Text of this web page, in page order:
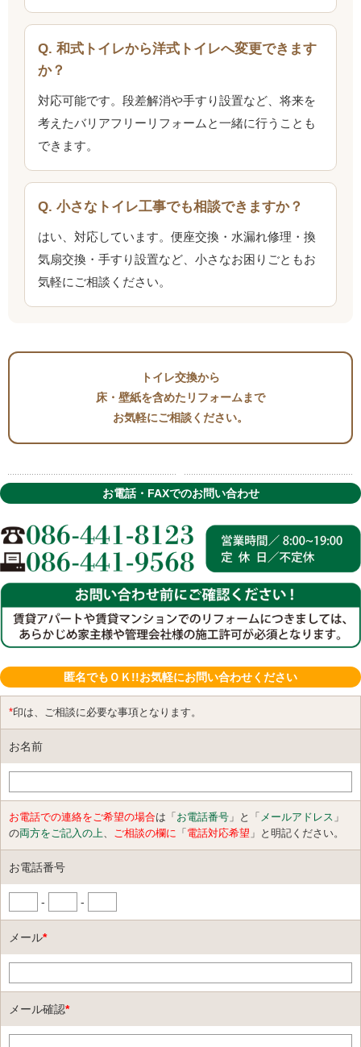
Q. 和式トイレから洋式トイレへ変更できます
か？
対応可能です。段差解消や手すり設置など、将来を
考えたバリアフリーリフォームと一緒に行うことも
できます。
Q. 小さなトイレ工事でも相談できますか？
はい、対応しています。便座交換・水漏れ修理・換
気扇交換・手すり設置など、小さなお困りごともお
気軽にご相談ください。
トイレ交換から
床・壁紙を含めたリフォームまで
お気軽にご相談ください。
お電話・FAXでのお問い合わせ
匿名でもＯＫ!!お気軽にお問い合わせください
*印は、ご相談に必要な事項となります。
お名前
お電話での連絡をご希望の場合は「 お電話番号 」と「 メールアドレス 」
の両方をご記入の上、 ご相談の欄に 「 電話対応希望 」と明記ください。
お電話番号
- -
メール*
メール確認*